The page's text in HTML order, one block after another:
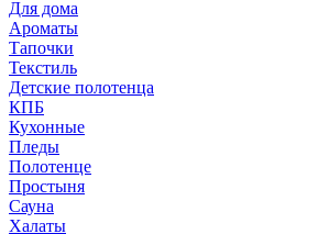
Для дома
Ароматы
Тапочки
Текстиль
Детские полотенца
КПБ
Кухонные
Пледы
Полотенце
Простыня
Сауна
Халаты